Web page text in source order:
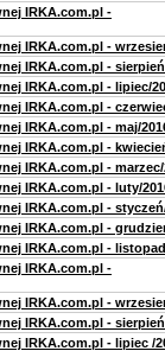
IRKA.com.pl -
IRKA.com.pl -
IRKA.com.pl -
IRKA.com.pl - lipiec/
IRKA.com.pl -
IRKA.com.pl - maj/
IRKA.com.pl -
IRKA.com.pl - marzec/
IRKA.com.pl - luty/
IRKA.com.pl -
IRKA.com.pl -
IRKA.com.pl -
IRKA.com.pl -
IRKA.com.pl -
IRKA.com.pl -
IRKA.com.pl - lipiec /